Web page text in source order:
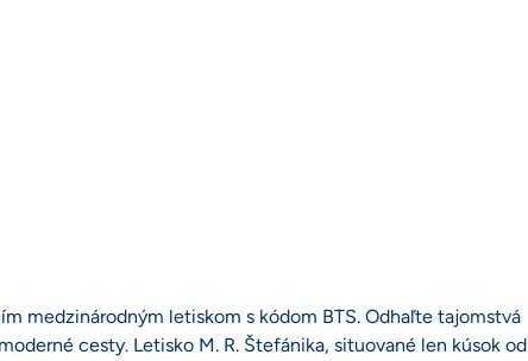
medzinárodným letiskom s kódom BTS. Odhaľte tajomstvá
cesty. Letisko M. R. Štefánika, situované len kúsok od